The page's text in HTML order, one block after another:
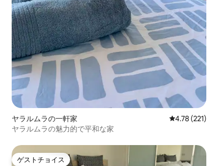
ヤラルムラの一軒家 レビュー221
4.78 (221)
ヤラルムラの魅力的で平和な家
ゲストチョイス
ゲストチョイス